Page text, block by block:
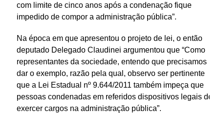
com limite de cinco anos após a condenação fique
impedido de compor a administração pública”.
Na época em que apresentou o projeto de lei, o então
deputado Delegado Claudinei argumentou que “Como
representantes da sociedade, entendo que precisamos
dar o exemplo, razão pela qual, observo ser pertinente
que a Lei Estadual nº 9.644/2011 também impeça que
pessoas condenadas em referidos dispositivos legais de
exercer cargos na administração pública”.